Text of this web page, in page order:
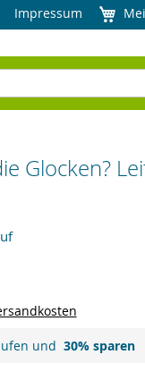
Impressum
Glocken?
und 30% sparen